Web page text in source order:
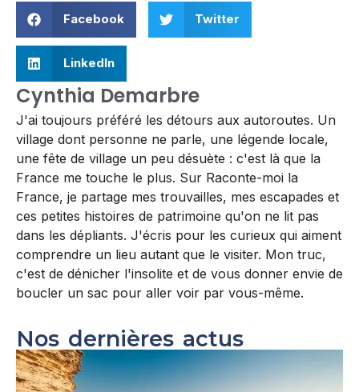
Facebook Twitter
LinkedIn
Cynthia Demarbre
J'ai toujours préféré les détours aux autoroutes. Un
village dont personne ne parle, une légende locale,
une fête de village un peu désuète : c'est là que la
France me touche le plus. Sur Raconte-moi la
France, je partage mes trouvailles, mes escapades et
ces petites histoires de patrimoine qu'on ne lit pas
dans les dépliants. J'écris pour les curieux qui aiment
comprendre un lieu autant que le visiter. Mon truc,
c'est de dénicher l'insolite et de vous donner envie de
boucler un sac pour aller voir par vous-même.
Nos dernières actus